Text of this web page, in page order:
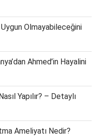
Olmayabileceğini
Ahmed’in Hayalini
Yapılır? – Detaylı
Ameliyatı Nedir?